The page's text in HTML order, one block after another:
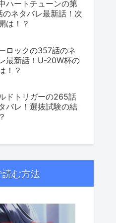
ハートチューンの第
のネタバレ最新話！次
は！？
ロックの357話のネ
最新話！U-20W杯の
！？
ドトリガーの265話
バレ！選抜試験の結
む方法